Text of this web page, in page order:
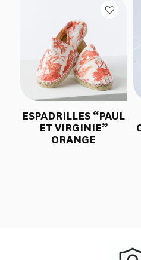
ESPADRILLES “PAUL
ET VIRGINIE”
ORANGE